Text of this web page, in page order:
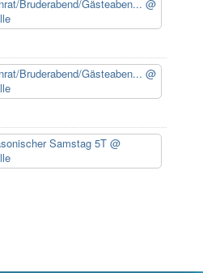
Bruderabend/Gästeaben... @
Bruderabend/Gästeaben... @
Samstag 5T@